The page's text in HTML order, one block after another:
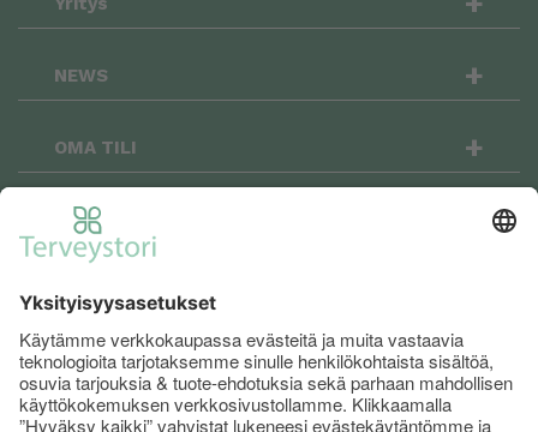
NEWS +
OMA TILI +
OSTOSKORI
Terveystori.fi on sosiaalinen: seuraa meitä
Facebookissa ja Instagramissa niin pysyt
menossa mukana!